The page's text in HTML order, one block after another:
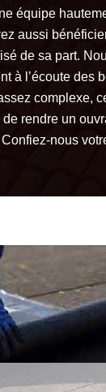
équipe
aussi
de sa part.
à l’écoute des
complexe,
rendre un
nous